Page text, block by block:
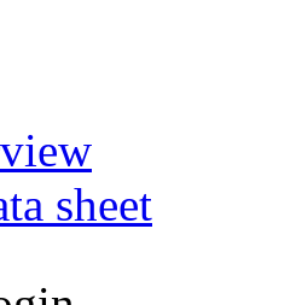
sheet